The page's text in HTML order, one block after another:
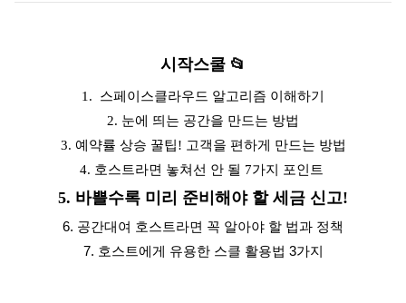
시작스쿨 📂
1. 스페이스클라우드 알고리즘 이해하기
2. 눈에 띄는 공간을 만드는 방법
3. 예약률 상승 꿀팁! 고객을 편하게 만드는 방법
4. 호스트라면 놓쳐선 안 될 7가지 포인트
5. 바쁠수록 미리 준비해야 할 세금 신고!
6. 공간대여 호스트라면 꼭 알아야 할 법과 정책
7. 호스트에게 유용한 스클 활용법 3가지